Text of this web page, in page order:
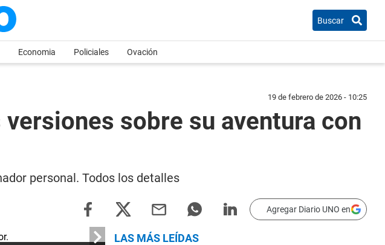
Buscar
Economia Policiales Ovación
19 de febrero de 2026 - 10:25
sobre su aventura con
personal. Todos los detalles
Agregar Diario UNO en
LAS MÁS LEÍDAS